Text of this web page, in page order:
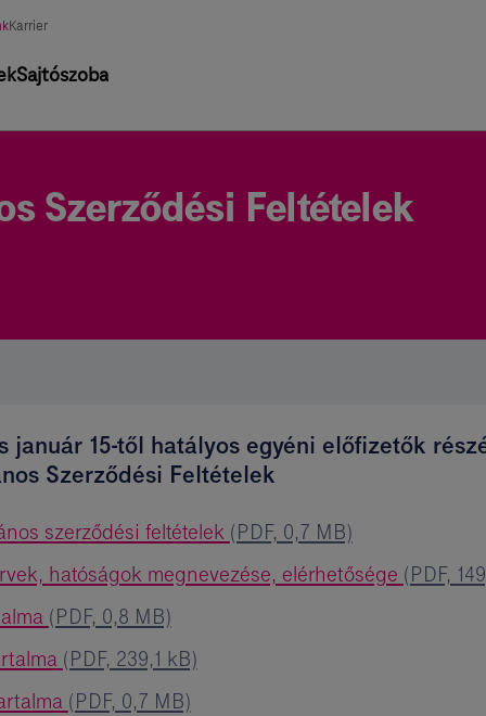
Karrier
Sajtószoba
Szerződési Feltételek
január 15-től hatályos egyéni előfizetők
Szerződési Feltételek
szerződési feltételek (PDF, 0,7 MB)
hatóságok megnevezése, elérhetősége (PDF,
(PDF, 0,8 MB)
(PDF, 239,1 kB)
(PDF, 0,7 MB)